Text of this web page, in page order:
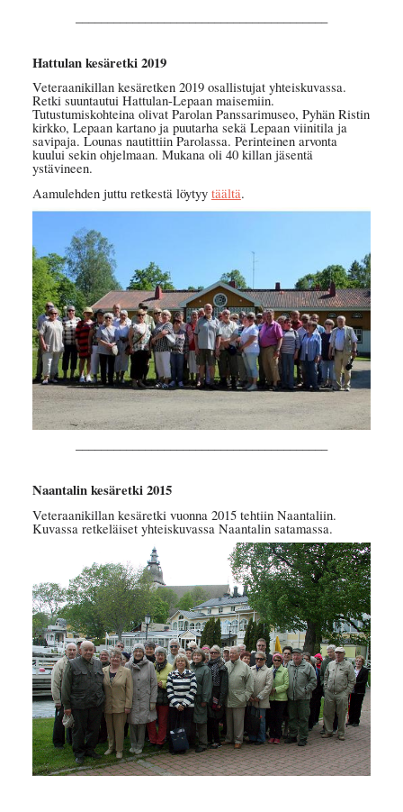
Hattulan kesäretki 2019
Veteraanikillan kesäretken 2019 osallistujat yhteiskuvassa.
Retki suuntautui Hattulan-Lepaan maisemiin.
Tutustumiskohteina olivat Parolan Panssarimuseo, Pyhän Ristin
kirkko, Lepaan kartano ja puutarha sekä Lepaan viinitila ja
savipaja. Lounas nautittiin Parolassa. Perinteinen arvonta
kuului sekin ohjelmaan. Mukana oli 40 killan jäsentä
ystävineen.
Aamulehden juttu retkestä löytyy täältä.
Naantalin kesäretki 2015
Veteraanikillan kesäretki vuonna 2015 tehtiin Naantaliin.
Kuvassa retkeläiset yhteiskuvassa Naantalin satamassa.